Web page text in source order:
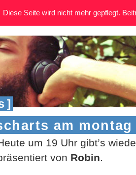
]
am
um 19 Uhr gibt’s
von Robin.
Diese Seite wird nicht mehr gepflegt.